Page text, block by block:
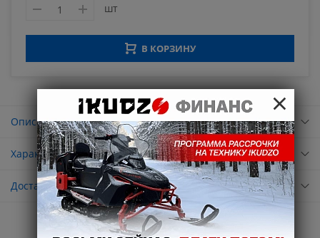
шт
В КОРЗИНУ
Описание
Характеристики
Доставка
×